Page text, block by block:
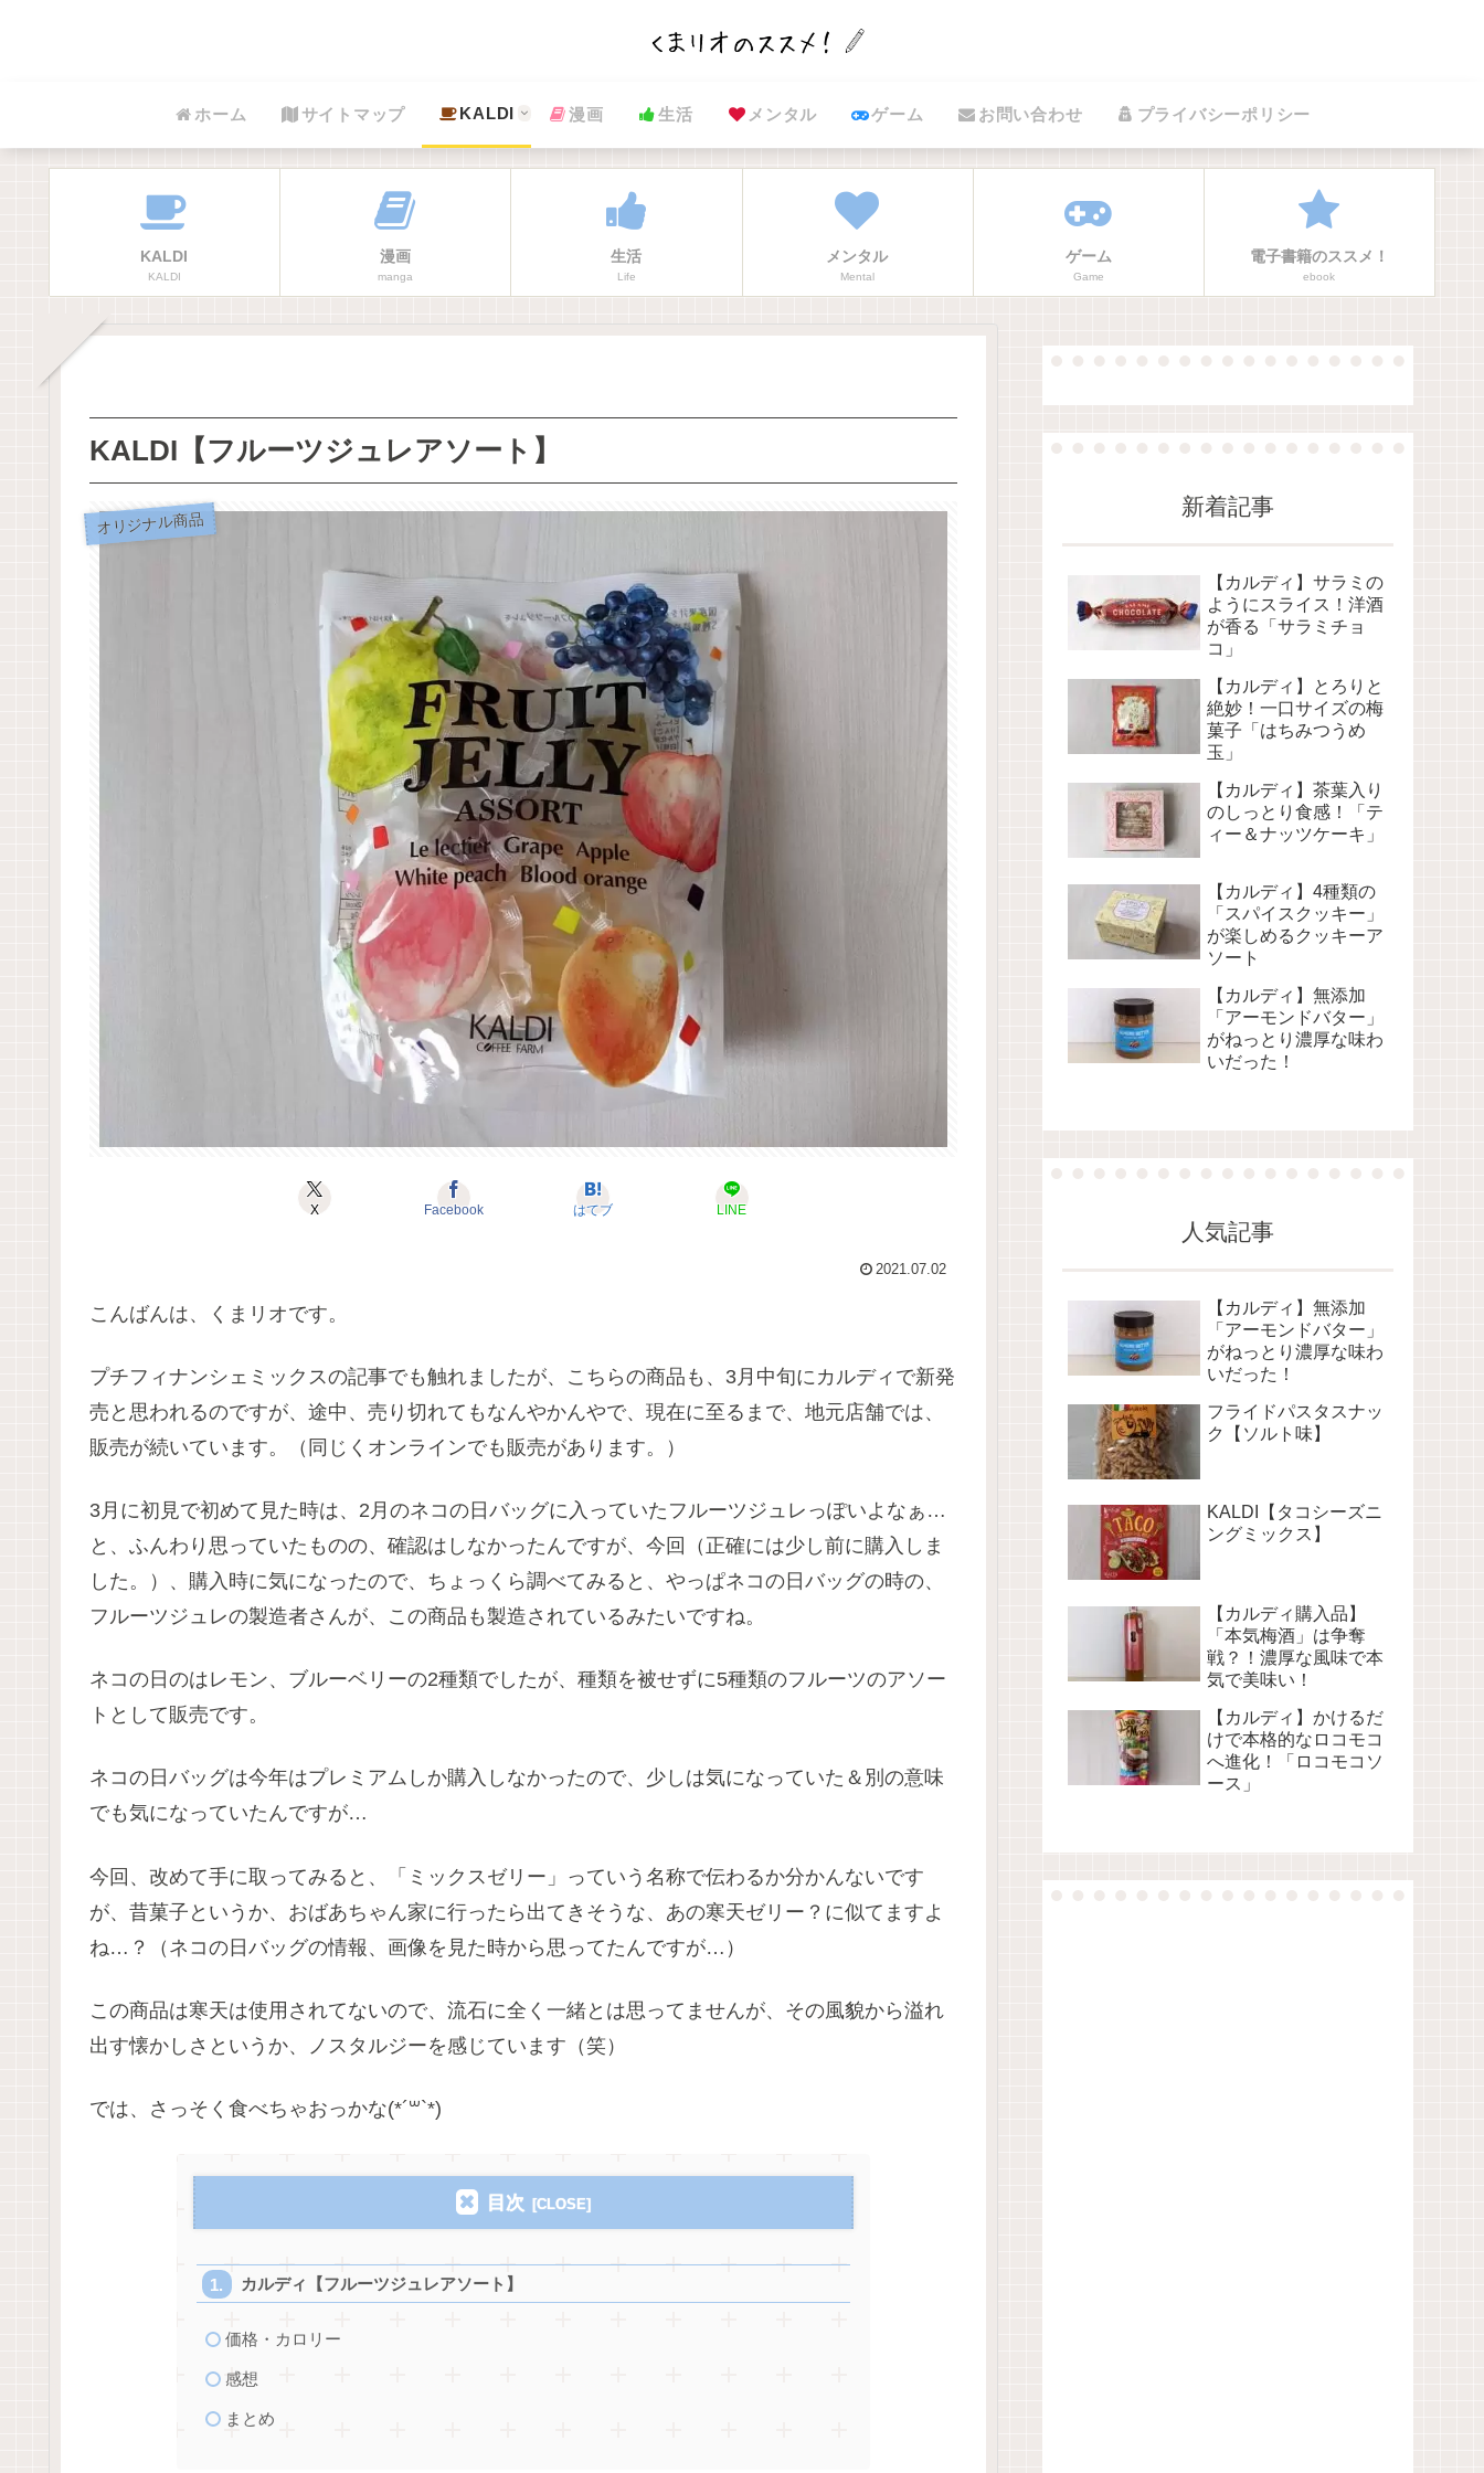
ホーム サイトマップ KALDI 漫画 生活 メンタル ゲーム お問い合わせ プライバシーポリシー
KALDI
KALDI
漫画
manga
生活
Life
メンタル
Mental
ゲーム
Game
電子書籍のススメ！
ebook
KALDI【フルーツジュレアソート】
オリジナル商品
X Facebook はてブ LINE
2021.07.02
こんばんは、くまリオです。
プチフィナンシェミックスの記事でも触れましたが、こちらの商品も、3月中旬にカルディで新発
売と思われるのですが、途中、売り切れてもなんやかんやで、現在に至るまで、地元店舗では、
販売が続いています。（同じくオンラインでも販売があります。）
3月に初見で初めて見た時は、2月のネコの日バッグに入っていたフルーツジュレっぽいよなぁ…
と、ふんわり思っていたものの、確認はしなかったんですが、今回（正確には少し前に購入しま
した。）、購入時に気になったので、ちょっくら調べてみると、やっぱネコの日バッグの時の、
フルーツジュレの製造者さんが、この商品も製造されているみたいですね。
ネコの日のはレモン、ブルーベリーの2種類でしたが、種類を被せずに5種類のフルーツのアソー
トとして販売です。
ネコの日バッグは今年はプレミアムしか購入しなかったので、少しは気になっていた＆別の意味
でも気になっていたんですが…
今回、改めて手に取ってみると、「ミックスゼリー」っていう名称で伝わるか分かんないです
が、昔菓子というか、おばあちゃん家に行ったら出てきそうな、あの寒天ゼリー？に似てますよ
ね…？（ネコの日バッグの情報、画像を見た時から思ってたんですが…）
この商品は寒天は使用されてないので、流石に全く一緒とは思ってませんが、その風貌から溢れ
出す懐かしさというか、ノスタルジーを感じています（笑）
では、さっそく食べちゃおっかな(*´꒳`*)
目次
カルディ【フルーツジュレアソート】
価格・カロリー
感想
まとめ
新着記事
【カルディ】サラミの
ようにスライス！洋酒
が香る「サラミチョ
コ」
【カルディ】とろりと
絶妙！一口サイズの梅
菓子「はちみつうめ
玉」
【カルディ】茶葉入り
のしっとり食感！「テ
ィー＆ナッツケーキ」
【カルディ】4種類の
「スパイスクッキー」
が楽しめるクッキーア
ソート
【カルディ】無添加
「アーモンドバター」
がねっとり濃厚な味わ
いだった！
人気記事
【カルディ】無添加
「アーモンドバター」
がねっとり濃厚な味わ
いだった！
フライドパスタスナッ
ク【ソルト味】
KALDI【タコシーズニ
ングミックス】
【カルディ購入品】
「本気梅酒」は争奪
戦？！濃厚な風味で本
気で美味い！
【カルディ】かけるだ
けで本格的なロコモコ
へ進化！「ロコモコソ
ース」